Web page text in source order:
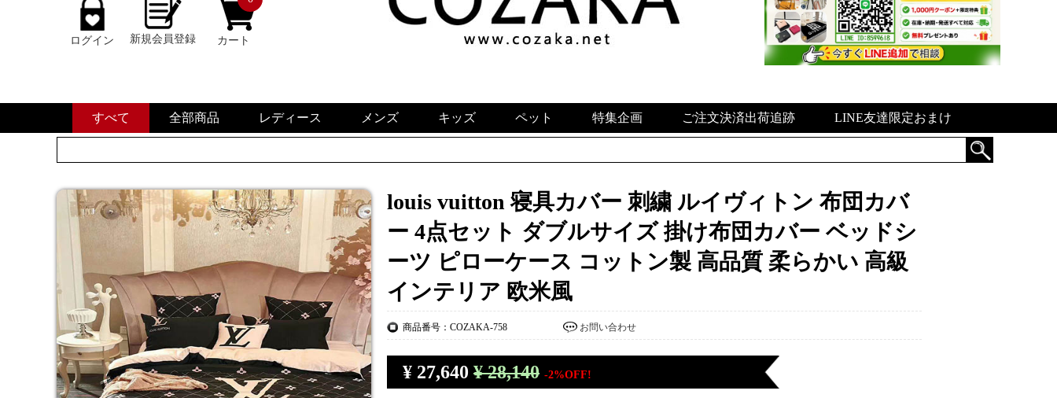
ログイン 新規会員登録 カート
すべて 全部商品 レディース メンズ キッズ ペット 特集企画 ご注文決済出荷追跡 LINE友達限定おまけ
louis vuitton 寝具カバー 刺繍 ルイヴィトン 布団カバ
ー 4点セット ダブルサイズ 掛け布団カバー ベッドシ
ーツ ピローケース コットン製 高品質 柔らかい 高級
インテリア 欧米風
商品番号：COZAKA-758 お問い合わせ
¥ 27,640 ¥ 28,140 -2%OFF!